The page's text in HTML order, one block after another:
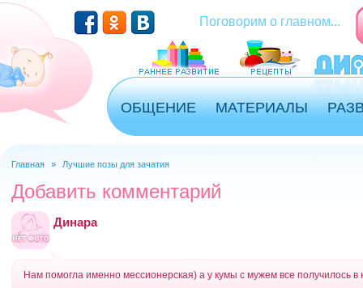
Перейти к основному содержанию
Поговорим о главном...
ОБЩЕНИЕ МАТЕРИАЛЫ
Главная » Лучшие позы для зачатия
Добавить комментарий
Динара
Нам помогла именно мессионерская) а у кумы с мужем все получилось в